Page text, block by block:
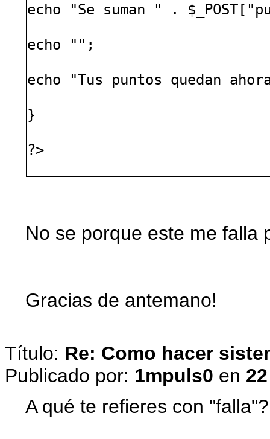
echo "Se suman " .
echo "";
echo "Tus puntos quedan
}
?>
No se porque este me falla
Gracias de antemano!
Título: Re: Como hacer
Publicado por: 1mpuls0 en
A qué te refieres con "falla"?